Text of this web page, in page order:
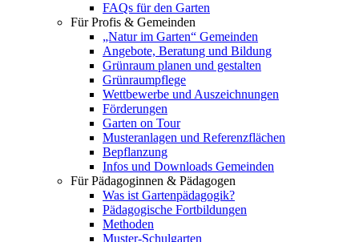
FAQs für den Garten
Für Profis & Gemeinden
„Natur im Garten“ Gemeinden
Angebote, Beratung und Bildung
Grünraum planen und gestalten
Grünraumpflege
Wettbewerbe und Auszeichnungen
Förderungen
Garten on Tour
Musteranlagen und Referenzflächen
Bepflanzung
Infos und Downloads Gemeinden
Für Pädagoginnen & Pädagogen
Was ist Gartenpädagogik?
Pädagogische Fortbildungen
Methoden
Muster-Schulgarten